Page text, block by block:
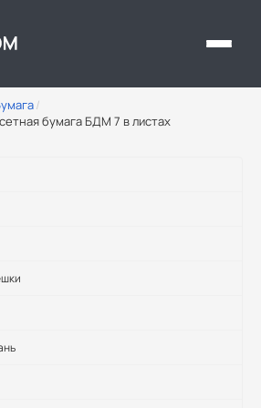
/
бумага БДМ 7 в листах